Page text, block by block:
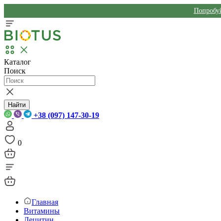
Каталог
Поиск
Найти
+38 (097) 147-30-19
0
Главная
Витамины